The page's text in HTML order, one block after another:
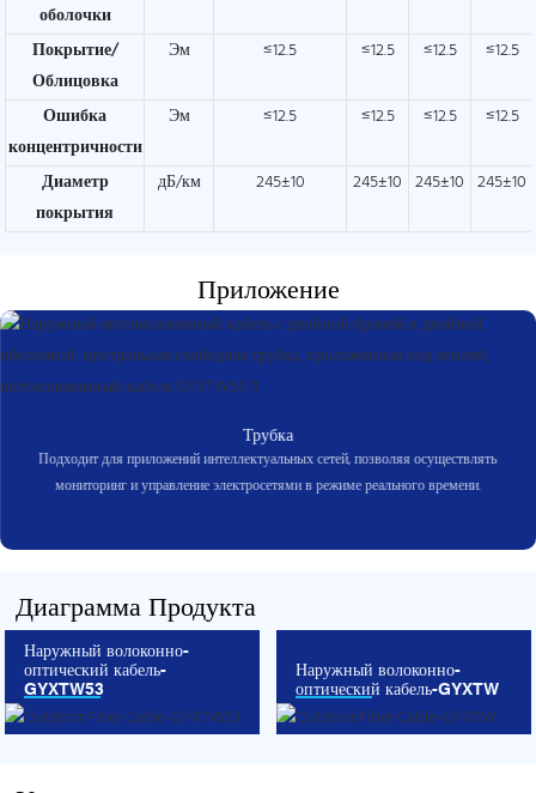
оболочки
Покрытие/
Облицовка
Эм ≤12.5 ≤12.5 ≤12.5 ≤12.5
Ошибка
концентричности
Эм ≤12.5 ≤12.5 ≤12.5 ≤12.5
Диаметр
покрытия
дБ/км 245±10 245±10 245±10 245±10
Приложение
Трубка
Подходит для приложений интеллектуальных сетей, позволяя осуществлять
мониторинг и управление электросетями в режиме реального времени.
Диаграмма Продукта
Наружный волоконно-
оптический кабель-
GYXTW53
Наружный волоконно-
оптический кабель-GYXTW